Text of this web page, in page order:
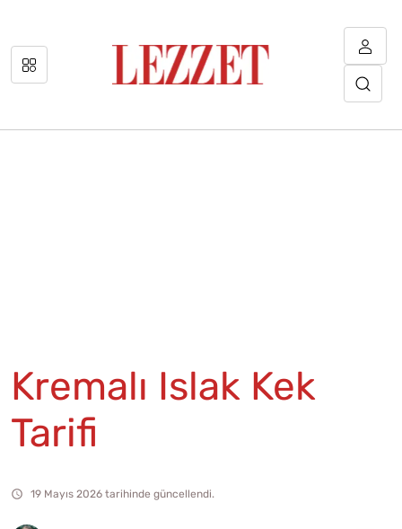
Kremalı Islak Kek
Tarifi
19 Mayıs 2026 tarihinde güncellendi.